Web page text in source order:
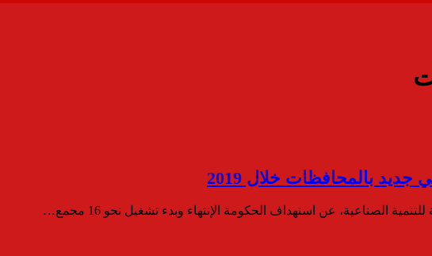
عن استهداف الحكومة الإنتهاء وبدء تشغيل نحو 16 مجمع…